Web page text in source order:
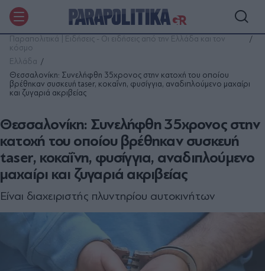
Παραπολιτικά | Ειδήσεις - Οι ειδήσεις από την Ελλάδα και τον
κόσμο
Ελλάδα
Θεσσαλονίκη: Συνελήφθη 35χρονος στην κατοχή του οποίου
βρέθηκαν συσκευή taser, κοκαΐνη, φυσίγγια, αναδιπλούμενο μαχαίρι
και ζυγαριά ακριβείας
Θεσσαλονίκη: Συνελήφθη 35χρονος στην
κατοχή του οποίου βρέθηκαν συσκευή
taser, κοκαΐνη, φυσίγγια, αναδιπλούμενο
μαχαίρι και ζυγαριά ακριβείας
Είναι διαχειριστής πλυντηρίου αυτοκινήτων